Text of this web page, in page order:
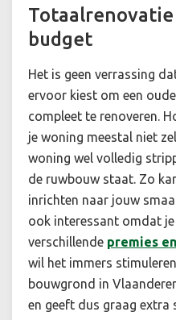
budget
Het is geen verrassing
ervoor kiest om een
compleet te renoveren.
je woning meestal niet
woning wel volledig
de ruwbouw staat. Zo
inrichten naar jouw
ook interessant omdat
verschillende premies
wil het immers
bouwgrond in
en geeft dus graag extra